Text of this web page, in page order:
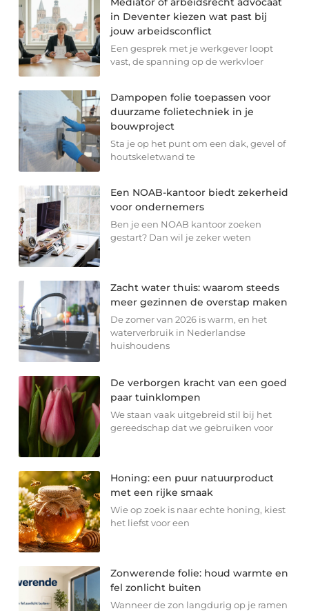
in Deventer kiezen wat past bij
jouw arbeidsconflict
Een gesprek met je werkgever loopt
vast, de spanning op de werkvloer
Dampopen folie toepassen voor
duurzame folietechniek in je
bouwproject
Sta je op het punt om een dak, gevel of
houtskeletwand te
Een NOAB-kantoor biedt zekerheid
voor ondernemers
Ben je een NOAB kantoor zoeken
gestart? Dan wil je zeker weten
Zacht water thuis: waarom steeds
meer gezinnen de overstap maken
De zomer van 2026 is warm, en het
waterverbruik in Nederlandse
huishoudens
De verborgen kracht van een goed
paar tuinklompen
We staan vaak uitgebreid stil bij het
gereedschap dat we gebruiken voor
Honing: een puur natuurproduct
met een rijke smaak
Wie op zoek is naar echte honing, kiest
het liefst voor een
Zonwerende folie: houd warmte en
fel zonlicht buiten
Wanneer de zon langdurig op je ramen